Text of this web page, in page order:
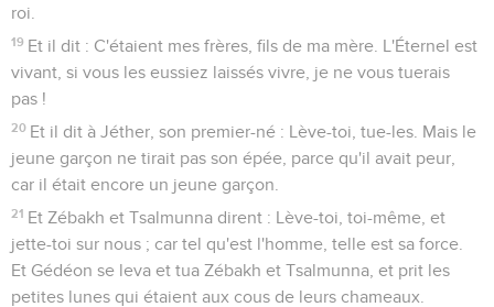
roi.
19 Et il dit : C'étaient mes frères, fils de ma mère. L'Éternel est
vivant, si vous les eussiez laissés vivre, je ne vous tuerais
pas !
20 Et il dit à Jéther, son premier-né : Lève-toi, tue-les. Mais le
jeune garçon ne tirait pas son épée, parce qu'il avait peur,
car il était encore un jeune garçon.
21 Et Zébakh et Tsalmunna dirent : Lève-toi, toi-même, et
jette-toi sur nous ; car tel qu'est l'homme, telle est sa force.
Et Gédéon se leva et tua Zébakh et Tsalmunna, et prit les
petites lunes qui étaient aux cous de leurs chameaux.